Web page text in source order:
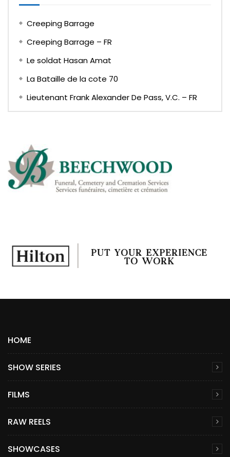
Creeping Barrage
Creeping Barrage – FR
Le soldat Hasan Amat
La Bataille de la cote 70
Lieutenant Frank Alexander De Pass, V.C. – FR
HOME
SHOW SERIES
FILMS
RAW REELS
SHOWCASES